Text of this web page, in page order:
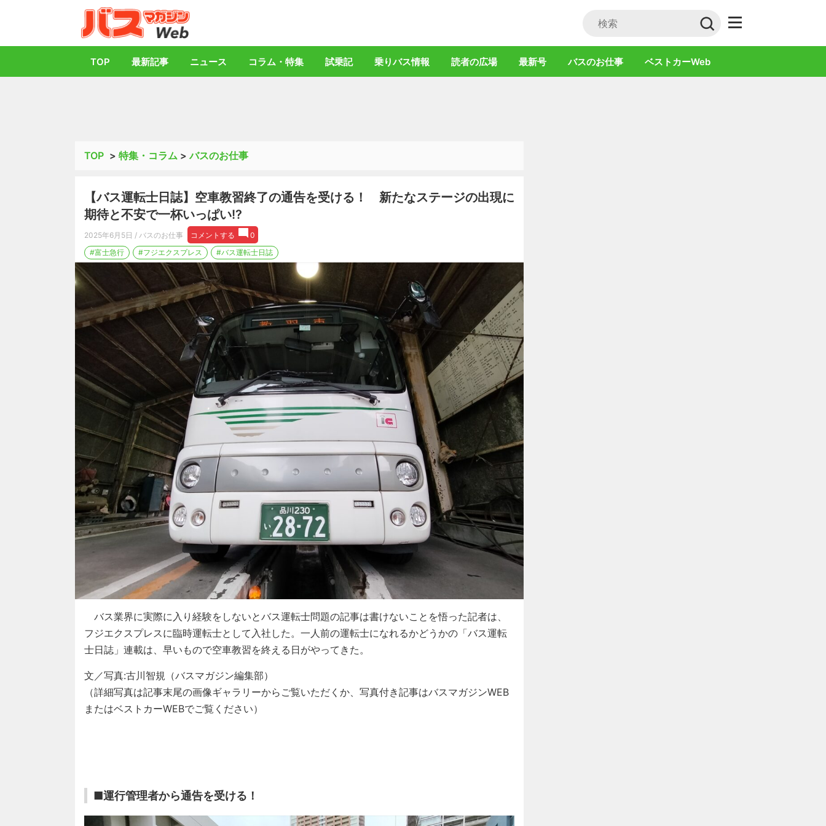
TOP 最新記事 ニュース コラム・特集 試乗記 乗りバス情報 読者の広場 最新号 バスのお仕事 ベストカーWeb
TOP > 特集・コラム >バスのお仕事
【バス運転士日誌】空車教習終了の通告を受ける！ 新たなステージの出現に
期待と不安で一杯いっぱい!?
2025年6月5日 / バスのお仕事 コメントする
0
#富士急行
#フジエクスプレス #バス運転士日誌
バス業界に実際に入り経験をしないとバス運転士問題の記事は書けないことを悟った記者は、
フジエクスプレスに臨時運転士として入社した。一人前の運転士になれるかどうかの「バス運転
士日誌」連載は、早いもので空車教習を終える日がやってきた。
文／写真:古川智規（バスマガジン編集部）
（詳細写真は記事末尾の画像ギャラリーからご覧いただくか、写真付き記事はバスマガジンWEB
またはベストカーWEBでご覧ください）
■運行管理者から通告を受ける！